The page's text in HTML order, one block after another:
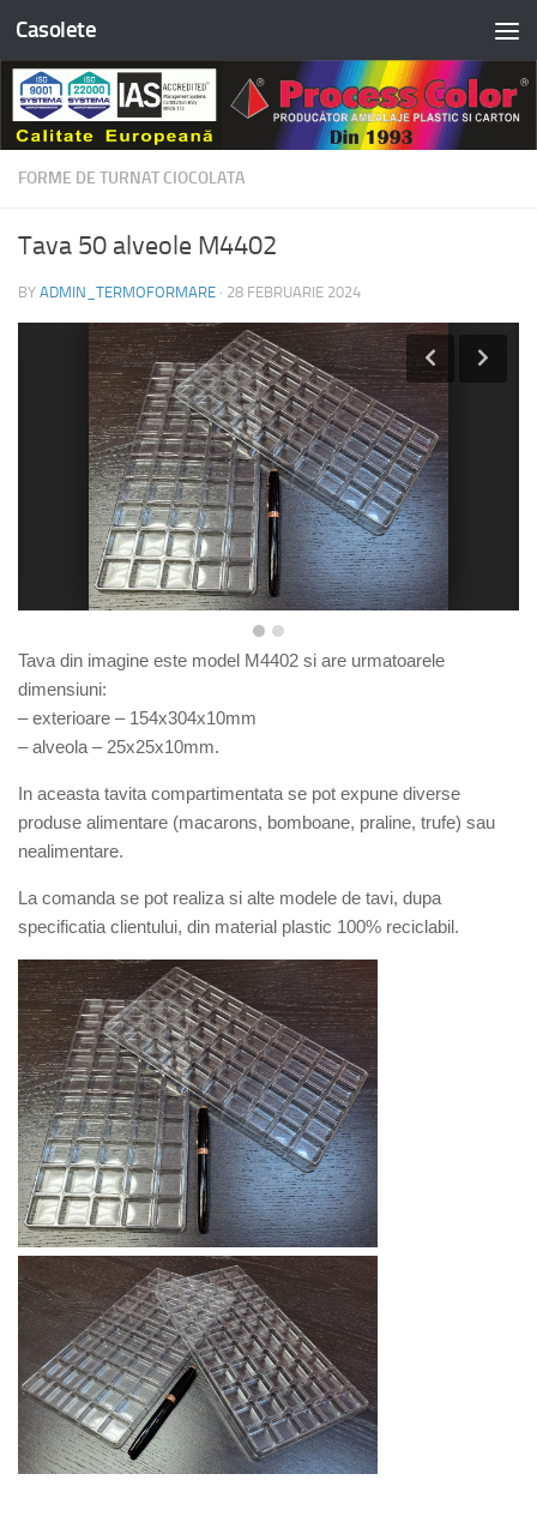
Skip to content
Casolete
FORME DE TURNAT CIOCOLATA
Tava 50 alveole M4402
BY ADMIN_TERMOFORMARE · 28 FEBRUARIE 2024
Tava din imagine este model M4402 si are urmatoarele
dimensiuni:
– exterioare – 154x304x10mm
– alveola – 25x25x10mm.
In aceasta tavita compartimentata se pot expune diverse
produse alimentare (macarons, bomboane, praline, trufe) sau
nealimentare.
La comanda se pot realiza si alte modele de tavi, dupa
specificatia clientului, din material plastic 100% reciclabil.